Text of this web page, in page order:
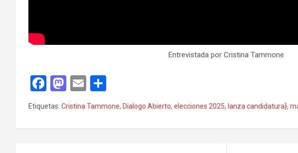
Entrevistada por Cristina Tammone
F
a
ce
b
M
a
st
o
E
m
ail m
p
Etiquetas: Cristina Tammone, Dialogo Abierto, elecciones 2025, lanza candidatura},